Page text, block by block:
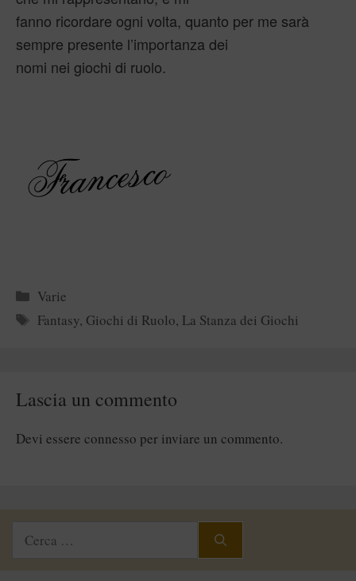
fanno ricordare ogni volta, quanto per me sarà
sempre presente l’importanza dei
nomi nei giochi di ruolo.
Categorie
Varie
Tag
Fantasy, Giochi di Ruolo, La Stanza dei Giochi
Lascia un commento
Devi essere connesso per inviare un commento.
Ricerca